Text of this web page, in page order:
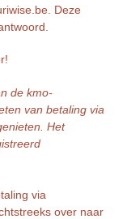
Deze
de kmo-
van betaling via
Het
via
over naar